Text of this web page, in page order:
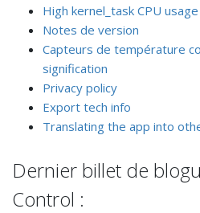
High kernel_task CPU
Notes de version
Capteurs de température
signification
Privacy policy
Export tech info
Translating the app into
Dernier billet de
Control :